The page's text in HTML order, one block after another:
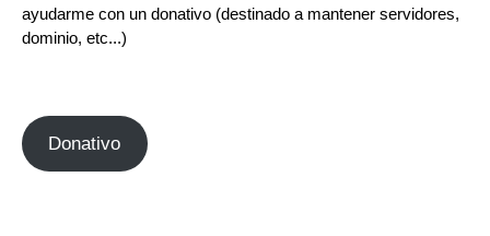
ayudarme con un donativo (destinado a mantener servidores,
dominio, etc...)
Donativo